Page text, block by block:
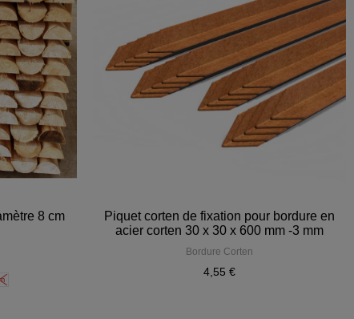
8 cm
Piquet corten de fixation pour bordure en
acier corten 30 x 30 x 600 mm -3 mm
Bordure Corten
4,55 €